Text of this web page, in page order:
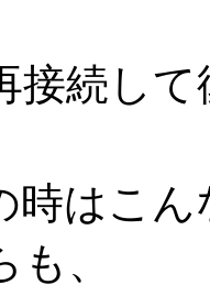
接続し
時はこ
、